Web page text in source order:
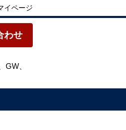
イページ
わせ
GW、